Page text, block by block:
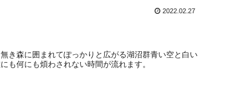
2022.02.27
き森に囲まれてぽっかりと広がる湖沼群青い空と白い
も何にも煩わされない時間が流れます。